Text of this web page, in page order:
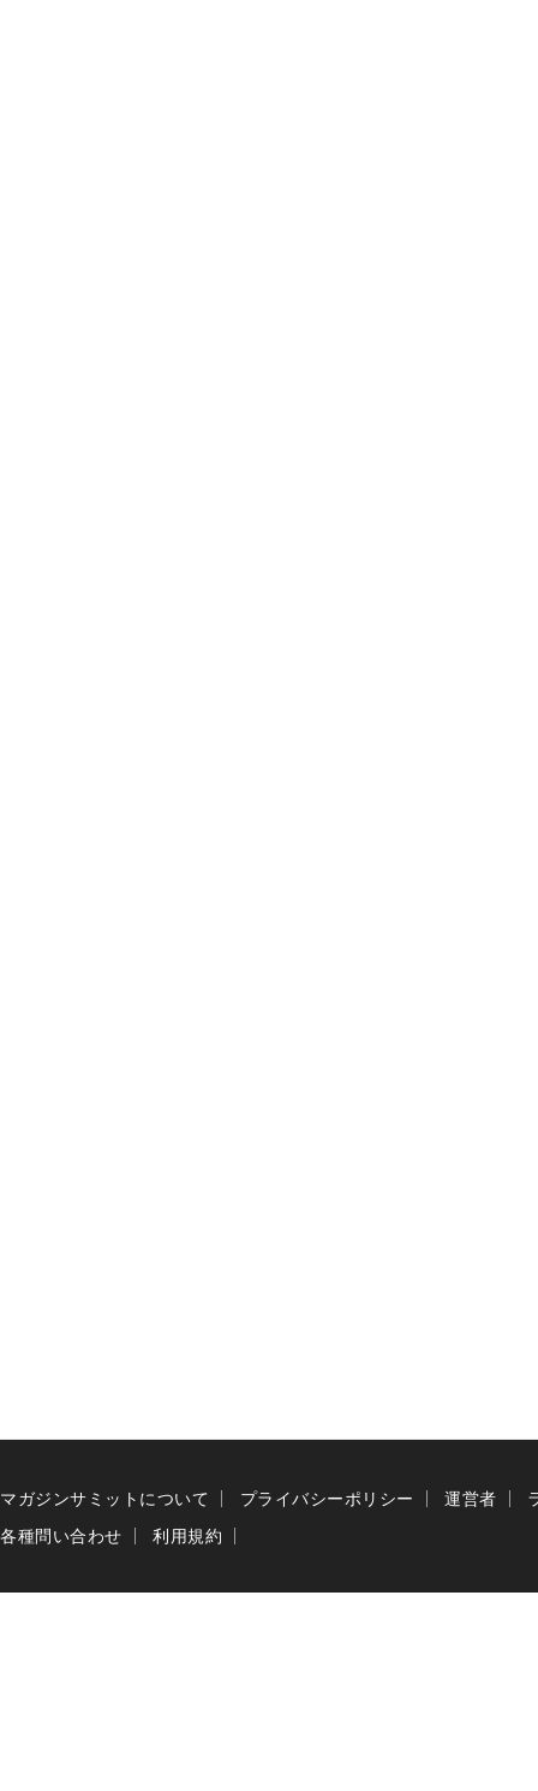
マガジンサミットについて プライバシーポリシー 運営者
各種問い合わせ
利用規約